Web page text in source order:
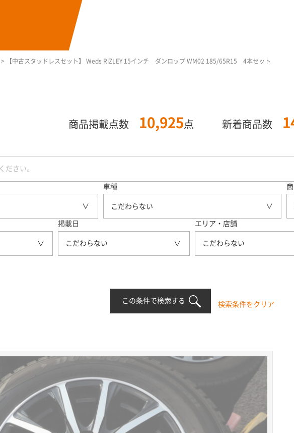
> 【中古スタッドレスセット】 Weds RiZLEY 15インチ ダンロップ WM02 185/65R15 4本セット
商品掲載点数 10,925 点 新着商品数
車種
こだわらない
掲載日
こだわらない
エリア・店舗
こだわらない
この条件で検索する 検索条件をクリア